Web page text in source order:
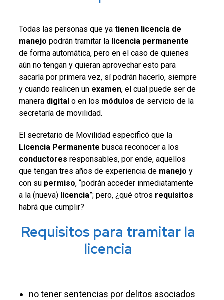
Todas las personas que ya tienen licencia de
manejo podrán tramitar la licencia permanente
de forma automática, pero en el caso de quienes
aún no tengan y quieran aprovechar esto para
sacarla por primera vez, sí podrán hacerlo, siempre
y cuando realicen un examen, el cual puede ser de
manera digitalo en los módulos de servicio de la
secretaría de movilidad.
El secretario de Movilidad especificó que la
Licencia Permanente busca reconocer a los
conductores responsables, por ende, aquellos
que tengan tres años de experiencia de manejo y
con su permiso, “podrán acceder inmediatamente
a la (nueva) licencia”; pero, ¿qué otros requisitos
habrá que cumplir?
Requisitos para tramitar la
licencia
no tener sentencias por delitos asociados